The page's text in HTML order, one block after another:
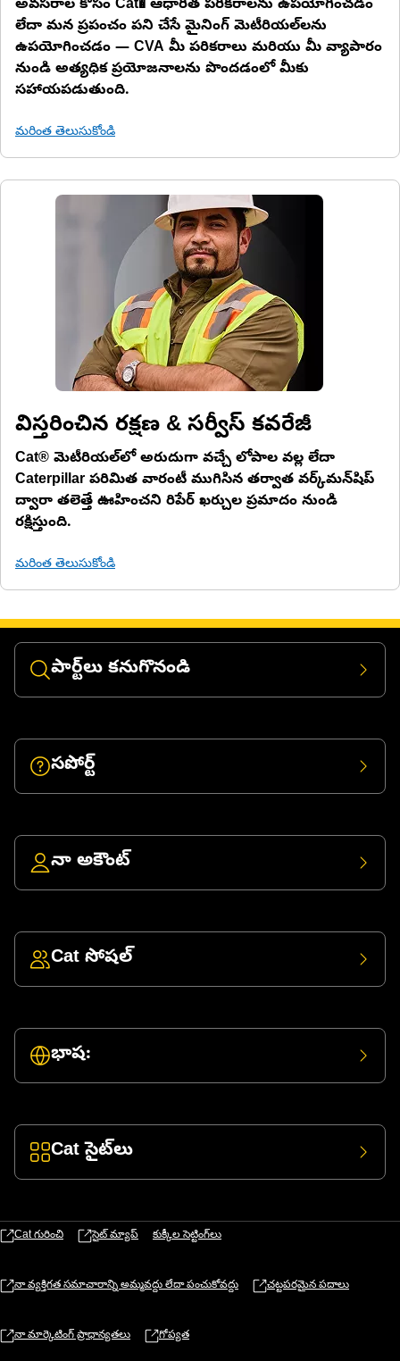
అవసరాల కోసం Cat� ఆధారిత పరికరాలను ఉపయోగించడం
లేదా మన ప్రపంచం పని చేసే మైనింగ్ మెటీరియల్‌లను
ఉపయోగించడం — CVA మీ పరికరాలు మరియు మీ వ్యాపారం
నుండి అత్యధిక ప్రయోజనాలను పొందడంలో మీకు
సహాయపడుతుంది.
మరింత తెలుసుకోండి
విస్తరించిన రక్షణ & సర్వీస్ కవరేజీ
Cat® మెటీరియల్‌లో అరుదుగా వచ్చే లోపాల వల్ల లేదా
Caterpillar పరిమిత వారంటీ ముగిసిన తర్వాత వర్క్‌మన్‌షిప్
ద్వారా తలెత్తే ఊహించని రిపేర్ ఖర్చుల ప్రమాదం నుండి
రక్షిస్తుంది.
మరింత తెలుసుకోండి
పార్ట్‌లు కనుగొనండి
సపోర్ట్
నా అకౌంట్
Cat సోషల్
భాష:
Cat సైట్‌లు
Cat గురించి సైట్ మ్యాప్ కుక్కీల సెట్టింగ్‌లు
నా వ్యక్తిగత సమాచారాన్ని అమ్మవద్దు లేదా పంచుకోవద్దు చట్టపరమైన పదాలు
నా మార్కెటింగ్ ప్రాధాన్యతలు గోప్యత